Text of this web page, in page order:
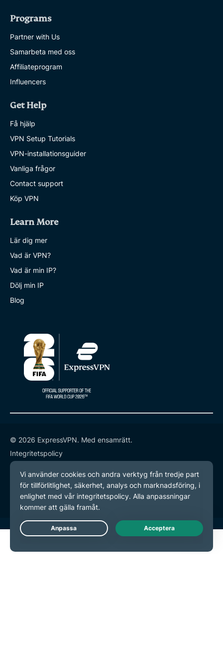
Programs
Partner with Us
Samarbeta med oss
Affiliateprogram
Influencers
Get Help
Få hjälp
VPN Setup Tutorials
VPN-installationsguider
Vanliga frågor
Contact support
Köp VPN
Learn More
Lär dig mer
Vad är VPN?
Vad är min IP?
Dölj min IP
Blog
© 2026 ExpressVPN. Med ensamrätt.
Integritetspolicy
Användarvillkor
Inställningar för cookies
Live Chat